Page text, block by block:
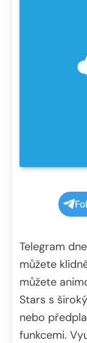
Telegram
můžete
můžete
Stars s
nebo
funkcemi.